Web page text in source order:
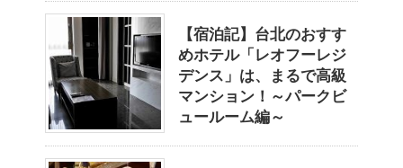
【宿泊記】台北のおすす
めホテル「レオフーレジ
デンス」は、まるで高級
マンション！～パークビ
ュールーム編～